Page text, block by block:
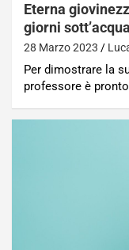
Eterna
giorni sott’acqua
28 Marzo 2023
Per dimostrare la
professore è